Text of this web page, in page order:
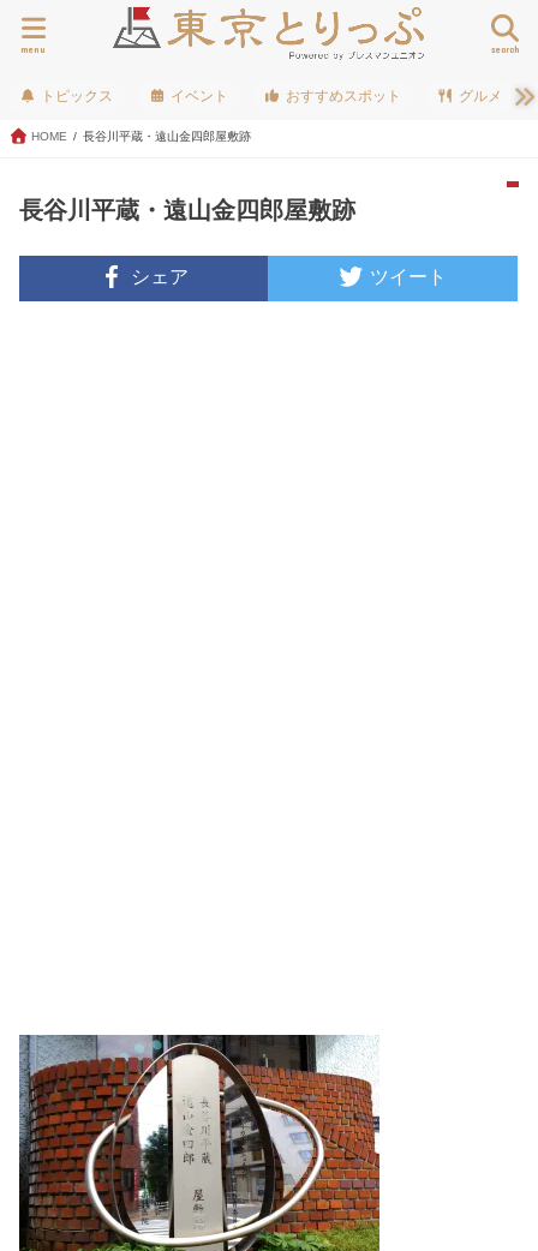
search
menu
トピックス イベント おすすめスポット グルメ
HOME 長谷川平蔵・遠山金四郎屋敷跡
長谷川平蔵・遠山金四郎屋敷跡
シェア ツイート